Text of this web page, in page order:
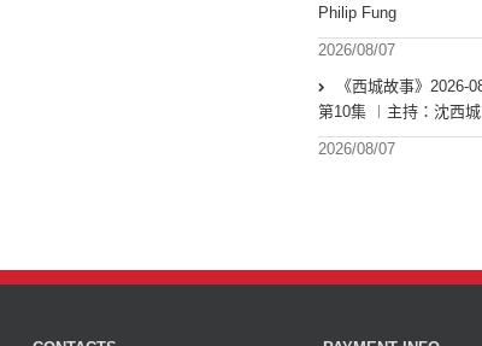
Philip Fung
2026/08/07
《西城故事》2026-
第10集 ︱主持：沈西城
2026/08/07